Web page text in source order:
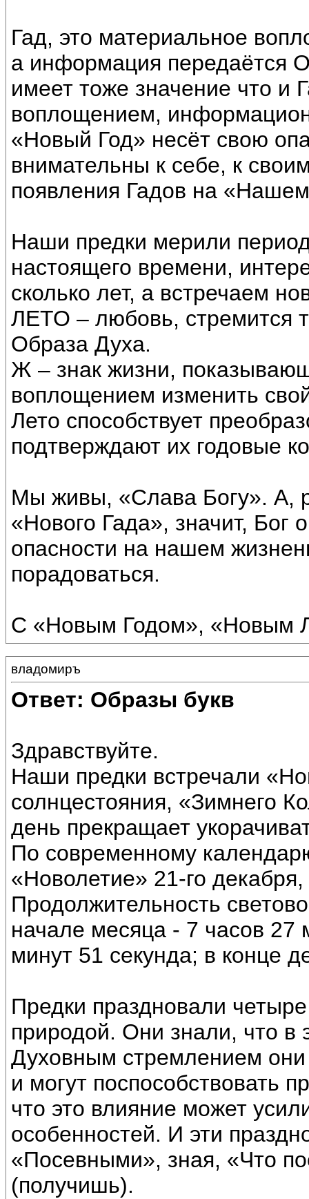
Гад, это материальное
а информация передаётся
имеет тоже значение что и
воплощением,
«Новый Год» несёт свою
внимательны к себе, к
появления Гадов на
Наши предки мерили
настоящего времени,
сколько лет, а встречаем
ЛЕТО – любовь, стремится
Образа Духа.
Ж – знак жизни,
воплощением изменить
Лето способствует
подтверждают их годовые
Мы живы, «Слава Богу». А,
«Нового Гада», значит, Бог
опасности на нашем
порадоваться.
С «Новым Годом», «Новым
владомиръ
Ответ: Образы букв
Здравствуйте.
Наши предки встречали
солнцестояния, «Зимнего
день прекращает
По современному
«Новолетие» 21-го
Продолжительность
начале месяца - 7 часов 27
минут 51 секунда; в конце
Предки праздновали
природой. Они знали, что в
Духовным стремлением они
и могут поспособствовать
что это влияние может
особенностей. И эти
«Посевными», зная, «Что
(получишь).